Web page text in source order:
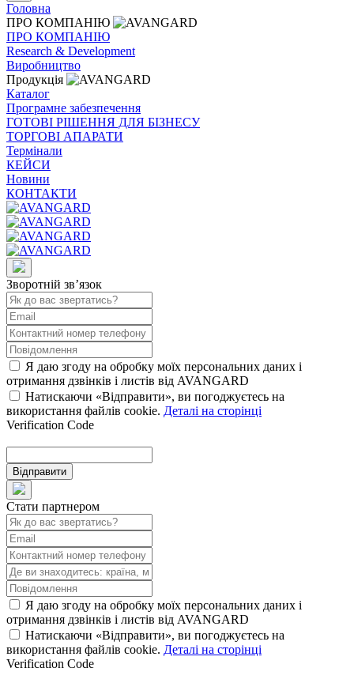
Головна
ПРО КОМПАНІЮ
ПРО КОМПАНІЮ
Research & Development
Виробництво
Продукція
Каталог
Програмне забезпечення
ГОТОВІ РІШЕННЯ ДЛЯ БІЗНЕСУ
ТОРГОВІ АПАРАТИ
Термінали
КЕЙСИ
Новини
КОНТАКТИ
Зворотній зв’язок
Я даю згоду на обробку моїх персональних даних і
отримання дзвінків і листів від AVANGARD
Натискаючи «Відправити», ви погоджуєтесь на
використання файлів cookie. Деталі на сторінці
Verification Code
Відправити
Стати партнером
Я даю згоду на обробку моїх персональних даних і
отримання дзвінків і листів від AVANGARD
Натискаючи «Відправити», ви погоджуєтесь на
використання файлів cookie. Деталі на сторінці
Verification Code